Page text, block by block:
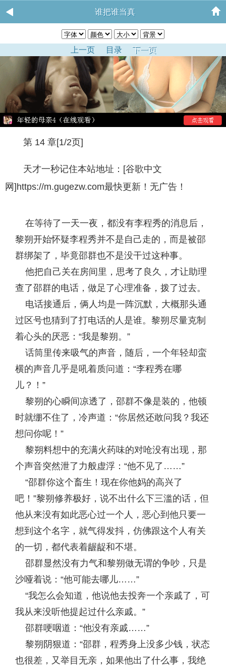
谁把谁当真
上一页 目录 下一页
第 14 章[1/2页]
天才一秒记住本站地址：[谷歌中文
网]https://m.gugezw.com最快更新！无广告！
在等待了一天一夜，都没有李程秀的消息后，
黎朔开始怀疑李程秀并不是自己走的，而是被邵
群绑架了，毕竟邵群也不是没干过这种事。
他把自己关在房间里，思考了良久，才让助理
查了邵群的电话，做足了心理准备，拨了过去。
电话接通后，俩人均是一阵沉默，大概那头通
过区号也猜到了打电话的人是谁。黎朔尽量克制
着心头的厌恶：“我是黎朔。”
话筒里传来吸气的声音，随后，一个年轻却蛮
横的声音几乎是吼着质问道：“李程秀在哪
儿？！”
黎朔的心瞬间凉透了，邵群不像是装的，他顿
时就绷不住了，冷声道：“你居然还敢问我？我还
想问你呢！”
黎朔料想中的充满火药味的对呛没有出现，那
个声音突然泄了力般虚浮：“他不见了……”
“邵群你这个畜生！现在你他妈的高兴了
吧！”黎朔修养极好，说不出什么下三滥的话，但
他从来没有如此恶心过一个人，恶心到他只要一
想到这个名字，就气得发抖，仿佛跟这个人有关
的一切，都代表着龌龊和不堪。
邵群显然没有力气和黎朔做无谓的争吵，只是
沙哑着说：“他可能去哪儿……”
“我怎么会知道，他说他去投奔一个亲戚了，可
我从来没听他提起过什么亲戚。”
邵群哽咽道：“他没有亲戚……”
黎朔阴狠道：“邵群，程秀身上没多少钱，状态
也很差，又举目无亲，如果他出了什么事，我绝